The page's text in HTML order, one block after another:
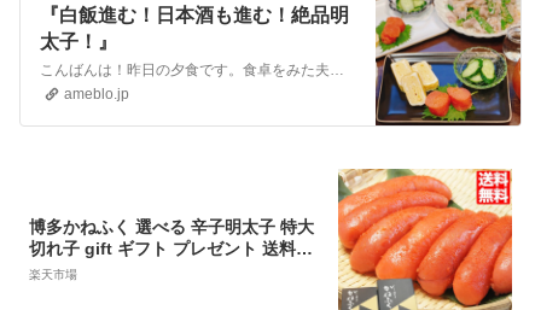
『白飯進む！日本酒も進む！絶品明
太子！』
こんばんは！昨日の夕食です。食卓をみた夫から「今日もおいしそう！」と、嬉しい言葉😁仕事から帰って、腹ペコだったようで白飯も、もりもり食べていました！そして、白…
ameblo.jp
博多かねふく 選べる 辛子明太子 特大
切れ子 gift ギフト プレゼント 送料無
料 食べ物 食品 kanefuku-400 贈答 お
楽天市場